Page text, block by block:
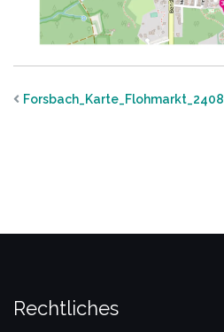
Forsbach_Karte_Flohmarkt_2408
Rechtliches